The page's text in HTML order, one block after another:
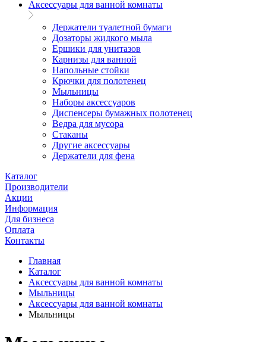
Аксессуары для ванной комнаты
Держатели туалетной бумаги
Дозаторы жидкого мыла
Ершики для унитазов
Карнизы для ванной
Напольные стойки
Крючки для полотенец
Мыльницы
Наборы аксессуаров
Диспенсеры бумажных полотенец
Ведра для мусора
Стаканы
Другие аксессуары
Держатели для фена
Каталог
Производители
Акции
Информация
Для бизнеса
Оплата
Контакты
Главная
Каталог
Аксессуары для ванной комнаты
Мыльницы
Аксессуары для ванной комнаты
Мыльницы